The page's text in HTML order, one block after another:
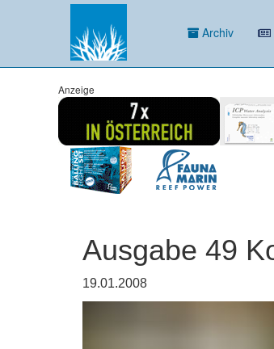
Archiv
Anzeige
Ausgabe 49
19.01.2008